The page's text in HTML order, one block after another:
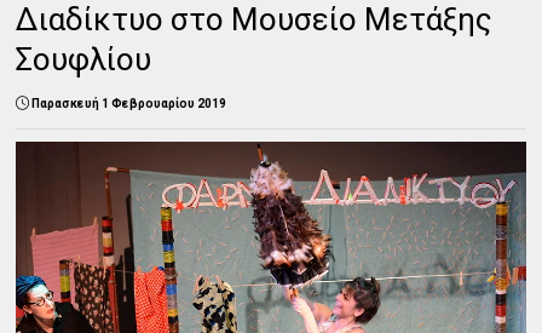
Διαδίκτυο στο Μουσείο Μετάξης
Σουφλίου
Παρασκευή 1 Φεβρουαρίου 2019